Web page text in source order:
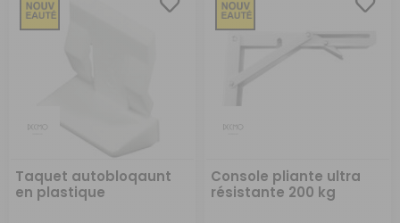
Taquet autobloqaunt
en plastique
Console pliante ultra
résistante 200 kg